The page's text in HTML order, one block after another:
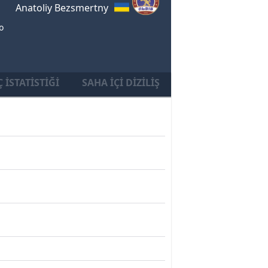
Anatoliy Bezsmertny
İSTATISTIĞI SAHA İÇI DIZILIŞ